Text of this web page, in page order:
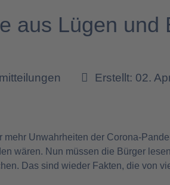
aus Lügen und
Erstellt: 02.
Unwahrheiten der Corona-
wären. Nun müssen die Bürger
Das sind wieder Fakten, die von